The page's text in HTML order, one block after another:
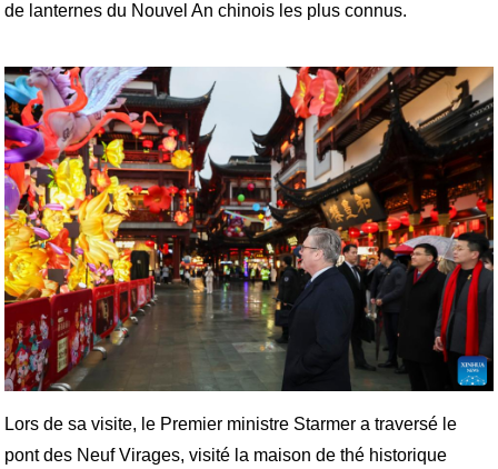
de lanternes du Nouvel An chinois les plus connus.
Lors de sa visite, le Premier ministre Starmer a traversé le
pont des Neuf Virages, visité la maison de thé historique